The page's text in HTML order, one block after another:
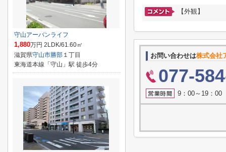
【外観】
お問い合わせは株式会社
077-
9：00～19：00
守山アーバンライフ
1,880万円 2LDK/61.60㎡
滋賀県守山市勝部 １丁目
東海道本線「守山」駅 徒歩4分